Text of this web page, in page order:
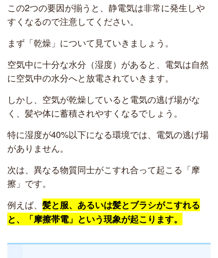
この2つの要因が揃うと、静電気は非常に発生しや
すくなるので注意してください。
まず「乾燥」について見ていきましょう。
空気中に十分な水分（湿度）があると、電気は自然
に空気中の水分へと放電されていきます。
しかし、空気が乾燥していると電気の逃げ場がな
く、髪や体に蓄積されやすくなるでしょう。
特に湿度が40%以下になる環境では、電気の逃げ場
がありません。
次は、異なる物質同士がこすれ合って起こる「摩
擦」です。
例えば、 髪と服、あるいは髪とブラシがこすれる
と、「摩擦帯電」という現象が起こります。